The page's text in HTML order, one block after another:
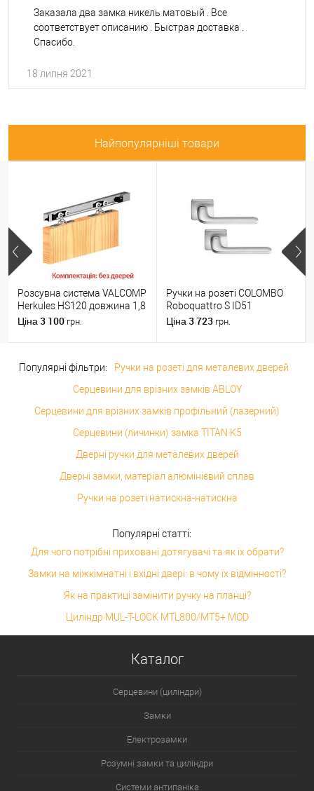
Заказала два замка никель матовый . Все
соответствует описанию . Быстрая доставка .
Спасибо.
18 липня 2021
Найпопулярніші товари
Розсувна система VALCOMP
Herkules HS120 довжина 1,8
м на 1 полотно вагою до
Ціна 3 100 грн.
Ручки на розеті COLOMBO
Roboquattro S ID51
(PT19BZG-PT13) матовий
Ціна 3 723 грн.
Популярні фільтри:
Ручки на розеті для металевих дверей
Серцевини для врізних замків ABLOY
Серцевини для врізних замків профільний (лазерний)
Серцевини (личинки) замка TITAN K5
Дверні ручки для металевих дверей
Дверні замки, матеріал алюмінієвий сплав
Ручки на розеті натискна-натискна
Популярні статті:
Для чого потрібні приховані дотягувачі та як їх обрати?
Замки на міжкімнатні і вхідні двері: в чому їх відмінності?
Як на практиці замінити ручку на планці?
Циліндр MUL-T-LOCK MTL800/MT5+ MOD
Каталог
Серцевини (циліндри)
Замки
Електрозамки
Розумні замки та циліндри
Системи антипаніка